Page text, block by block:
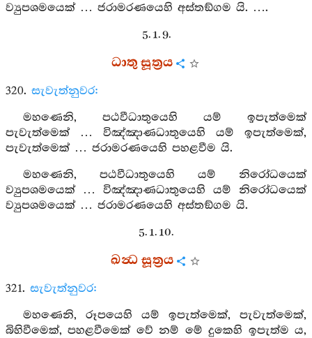
ව්‍යුපශමයෙක් … ජරාමරණයෙහි අස්තඞ්ගම යි. ….
5. 1. 9.
ධාතු සූත්‍රය
320. සැවැත්නුවර:
මහණෙනි, පඨවීධාතුයෙහි යම් ඉපැත්මෙක්
පැවැත්මෙක් … විඤ්ඤාණධාතුයෙහි යම් ඉපැත්මෙක්,
පැවැත්මෙක් … ජරාමරණයෙහි පහළවීම යි.
මහණෙනි, පඨවීධාතුයෙහි යම් නිරෝධයෙක්
ව්‍යුපශමයෙක් … විඤ්ඤාණධාතුයෙහි යම් නිරෝධයෙක්
ව්‍යුපශමයෙක් … ජරාමරණයෙහි අස්තඞ්ගම යි.
5. 1. 10.
ඛන්‍ධ සූත්‍රය
321. සැවැත්නුවර:
මහණෙනි, රූපයෙහි යම් ඉපැත්මෙක්, පැවැත්මෙක්,
බිහිවීමෙක්, පහළවීමෙක් වේ නම් මේ දුකෙහි ඉපැත්ම ය,